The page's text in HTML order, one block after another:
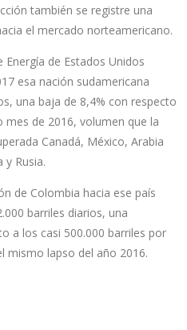
también se registre una
el mercado norteamericano.
de Estados Unidos
esa nación sudamericana
una baja de 8,4% con respecto
mes de 2016, volumen que la
Canadá, México, Arabia
y Rusia.
de Colombia hacia ese país
barriles diarios, una
a los casi 500.000 barriles por
mismo lapso del año 2016.